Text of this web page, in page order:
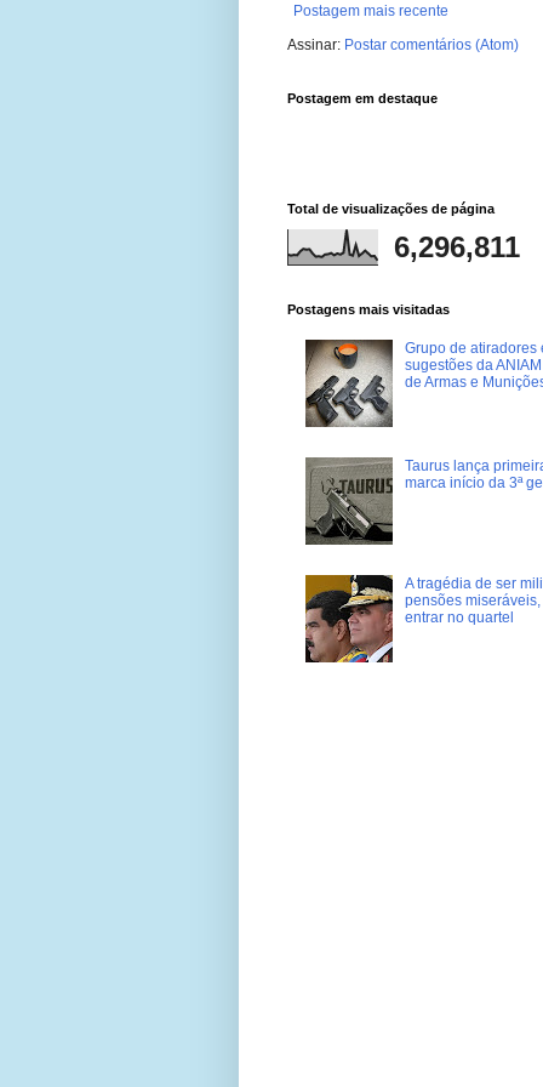
Postagem mais recente
Assinar: Postar comentários (Atom)
Postagem em destaque
Total de visualizações de página
6,296,811
Postagens mais visitadas
Grupo de atiradores
sugestões da
de Armas e
Taurus lança
marca início da 3ª
A tragédia de ser
pensões
entrar no quartel